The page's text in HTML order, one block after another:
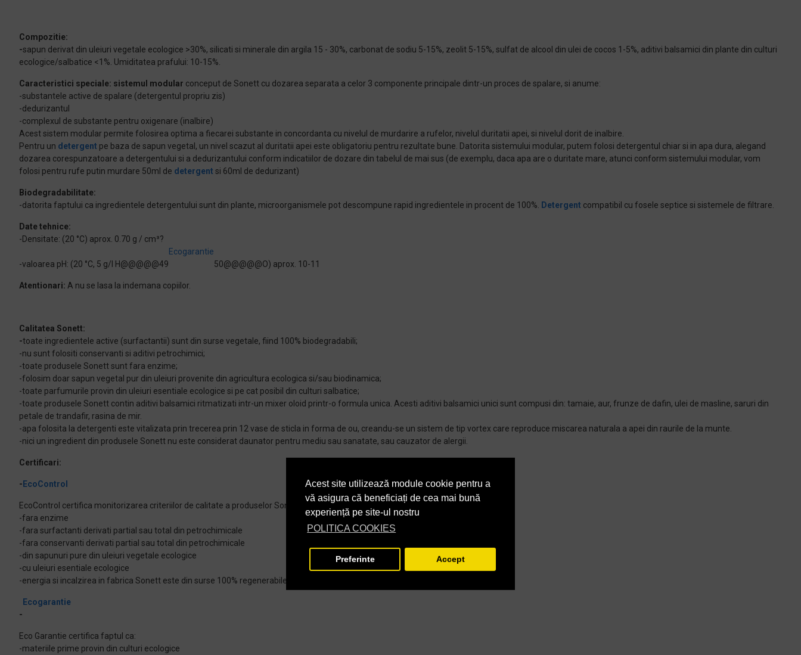
Acest site utilizează module cookie pentru a
vă asigura că beneficiați de cea mai bună
experiență pe site-ul nostru
POLITICA COOKIES
Preferinte Accept
Compozitie:
-sapun derivat din uleiuri vegetale ecologice >30%, silicati si minerale din argila 15 - 30%, carbonat de sodiu 5-15%, zeolit 5-15%, sulfat de alcool din ulei de cocos 1-5%, aditivi balsamici din plante din culturi
ecologice/salbatice <1%. Umiditatea prafului: 10-15%.
Caracteristici speciale: sistemul modular conceput de Sonett cu dozarea separata a celor 3 componente principale dintr-un proces de spalare, si anume:
-substantele active de spalare (detergentul propriu zis)
-dedurizantul
-complexul de substante pentru oxigenare (inalbire)
Acest sistem modular permite folosirea optima a fiecarei substante in concordanta cu nivelul de murdarire a rufelor, nivelul duritatii apei, si nivelul dorit de inalbire.
Pentru un detergent pe baza de sapun vegetal, un nivel scazut al duritatii apei este obligatoriu pentru rezultate bune. Datorita sistemului modular, putem folosi detergentul chiar si in apa dura, alegand
dozarea corespunzatoare a detergentului si a dedurizantului conform indicatiilor de dozare din tabelul de mai sus (de exemplu, daca apa are o duritate mare, atunci conform sistemului modular, vom
folosi pentru rufe putin murdare 50ml de detergent si 60ml de dedurizant)
Biodegradabilitate:
-datorita faptului ca ingredientele detergentului sunt din plante, microorganismele pot descompune rapid ingredientele in procent de 100%.
Detergent compatibil cu fosele septice si sistemele de filtrare.
Date tehnice:
-Densitate: (20 °C) aprox. 0.70 g / cm³?
-valoarea pH: (20 °C, 5 g/l H@@@@@49
Ecogarantie
50@@@@@O) aprox. 10-11
Atentionari: A nu se lasa la indemana copiilor.
Calitatea Sonett:
-toate ingredientele active (surfactantii) sunt din surse vegetale, fiind 100% biodegradabili;
-nu sunt folositi conservanti si aditivi petrochimici;
-toate produsele Sonett sunt fara enzime;
-folosim doar sapun vegetal pur din uleiuri provenite din agricultura ecologica si/sau biodinamica;
-toate parfumurile provin din uleiuri esentiale ecologice si pe cat posibil din culturi salbatice;
-toate produsele Sonett contin aditivi balsamici ritmatizati intr-un mixer oloid printr-o formula unica. Acesti aditivi balsamici unici sunt compusi din: tamaie, aur, frunze de dafin, ulei de masline, saruri din
petale de trandafir, rasina de mir.
-apa folosita la detergenti este vitalizata prin trecerea prin 12 vase de sticla in forma de ou, creandu-se un sistem de tip vortex care reproduce miscarea naturala a apei din raurile de la munte.
-nici un ingredient din produsele Sonett nu este considerat daunator pentru mediu sau sanatate, sau cauzator de alergii.
Certificari:
- EcoControl
EcoControl certifica monitorizarea criteriilor de calitate a produselor Sonett, ca fiind:
-fara enzime
-fara surfactanti derivati partial sau total din petrochimicale
-fara conservanti derivati partial sau total din petrochimicale
-din sapunuri pure din uleiuri vegetale ecologice
-cu uleiuri esentiale ecologice
-energia si incalzirea in fabrica Sonett este din surse 100% regenerabile
-
Ecogarantie
Eco Garantie certifica faptul ca:
-materiile prime provin din culturi ecologice